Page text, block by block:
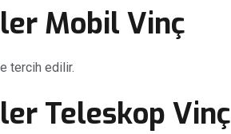
Mobil Vinç
tercih edilir.
Teleskop Vinç